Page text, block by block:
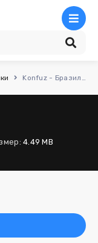
Konfuz - Бразилия
4.49 MB